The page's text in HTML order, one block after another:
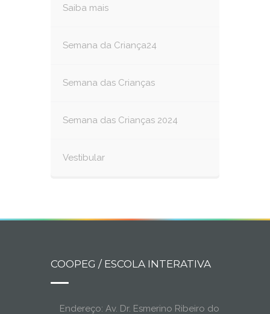
Saiba mais
Semana da Criança24
Semana das Crianças
Semana das Crianças 2024
Vestibular
COOPEG / ESCOLA INTERATIVA
Endereço: Av. Dr. Esmerino Ribeiro do